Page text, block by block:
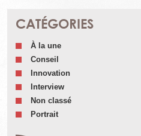
CATÉGORIES
À la une
Conseil
Innovation
Interview
Non classé
Portrait